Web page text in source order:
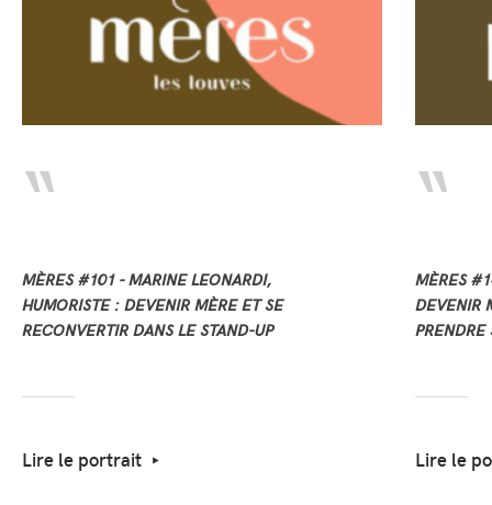
MÈRES #101 - MARINE LEONARDI,
HUMORISTE : DEVENIR MÈRE ET SE
RECONVERTIR DANS LE STAND-UP
Lire le portrait
MÈRES
DEVENIR
Lire le